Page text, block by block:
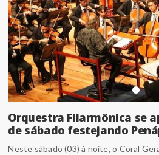
Orquestra Filarmônica se
de sábado festejando
Neste sábado (03) à noite, o Coral